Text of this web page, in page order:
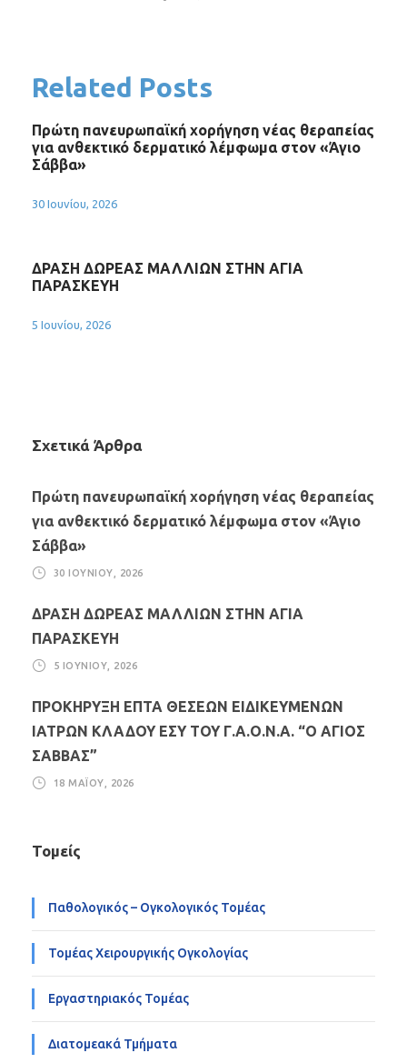
Related Posts
Πρώτη πανευρωπαϊκή χορήγηση νέας θεραπείας
για ανθεκτικό δερματικό λέμφωμα στον «Άγιο
Σάββα»
30 Ιουνίου, 2026
ΔΡΑΣΗ ΔΩΡΕΑΣ ΜΑΛΛΙΩΝ ΣΤΗΝ ΑΓΙΑ
ΠΑΡΑΣΚΕΥΗ
5 Ιουνίου, 2026
Σχετικά Άρθρα
Πρώτη πανευρωπαϊκή χορήγηση νέας θεραπείας
για ανθεκτικό δερματικό λέμφωμα στον «Άγιο
Σάββα»
30 ΙΟΥΝΊΟΥ, 2026
ΔΡΑΣΗ ΔΩΡΕΑΣ ΜΑΛΛΙΩΝ ΣΤΗΝ ΑΓΙΑ
ΠΑΡΑΣΚΕΥΗ
5 ΙΟΥΝΊΟΥ, 2026
ΠΡΟΚΗΡΥΞΗ ΕΠΤΑ ΘΕΣΕΩΝ ΕΙΔΙΚΕΥΜΕΝΩΝ
ΙΑΤΡΩΝ ΚΛΑΔΟΥ ΕΣΥ ΤΟΥ Γ.Α.Ο.Ν.Α. “Ο ΑΓΙΟΣ
ΣΑΒΒΑΣ”
18 ΜΑΪ́ΟΥ, 2026
Τομείς
Παθολογικός – Ογκολογικός Τομέας
Τομέας Χειρουργικής Ογκολογίας
Εργαστηριακός Τομέας
Διατομεακά Τμήματα